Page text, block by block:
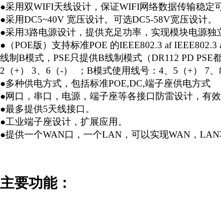
●采用双WIFI天线设计，保证WIFI网络数据传输稳定
●采用DC5~40V 宽压设计。可选DC5-58V宽压设计。
●采用3路电源设计，提供充足功率，实现模块电源
●（POE版）支持标准POE 的IEEE802.3 af
线制B模式，PSE只提供B线制模式（DR112 PD
2（+） 3、6（-） ；B模式使用线号：4、5（+） 7
●多种供电方式，包括标准POE,DC,端子座供电方式
●网口，串口，电源，端子座等各接口防雷设计，有
●最多提供5天线接口。
●工业端子座设计，扩展应用。
●提供一个WAN口，一个LAN，可以实现WAN，
主要功能：